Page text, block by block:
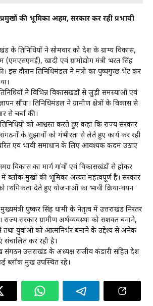
प्रमुखों की भूमिका अहम, सरकार कर रही प्रभावी
के प्रतिनिधियों ने सोमवार को प्रदेश के ग्राम्य विकास,
खादी एवं ग्रामोद्योग मंत्री भरत सिंह
इस दौरान प्रतिनिधिमंडल ने मंत्री का पुष्पगुच्छ भेंट कर
ने विभिन्न विकासखंडों से जुड़ी समस्याओं एवं
सौंपा। प्रतिनिधिमंडल ने ग्रामीण क्षेत्रों के विकास से
से चर्चा की।
को आश्वस्त करते हुए कहा कि राज्य सरकार
संगठनों के सुझावों को गंभीरता से लेते हुए कार्य कर रही
एवं प्रभावी समाधान के लिए आवश्यक कदम उठाए
विकास का मार्ग गांवों एवं विकासखंडों से होकर
में ब्लॉक प्रमुखों की भूमिका अत्यंत महत्वपूर्ण है। सरकार
प्राथमिकता देते हुए योजनाओं का प्रभावी क्रियान्वयन
पुष्कर सिंह धामी के नेतृत्व में उत्तराखंड निरंतर
राज्य सरकार ग्रामीण अर्थव्यवस्था को सशक्त बनाने,
तथा युवाओं को आत्मनिर्भर बनाने के उद्देश्य से अनेक
संचालित कर रही है।
उत्तराखंड के अध्यक्ष राजीव कंडारी सहित प्रदेश
ब्लॉक प्रमुख उपस्थित रहे।